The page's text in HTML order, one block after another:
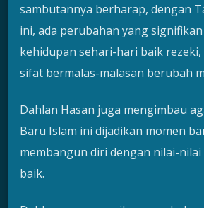
sambutannya berharap, dengan
ini, ada perubahan yang
kehidupan sehari-hari baik rezeki,
sifat bermalas-malasan berubah
Dahlan Hasan juga mengimbau
Baru Islam ini dijadikan momen
membangun diri dengan nilai-
baik.